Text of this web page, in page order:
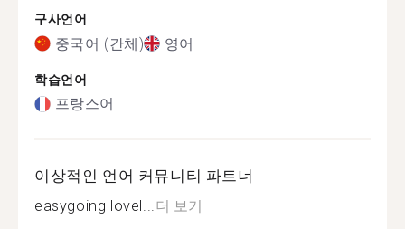
구사언어
중국어 (간체) 영어
학습언어
프랑스어
이상적인 언어 커뮤니티 파트너
easygoing lovel...더 보기